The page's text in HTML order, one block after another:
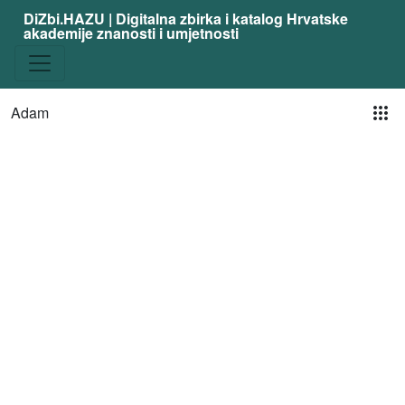
DiZbi.HAZU | Digitalna zbirka i katalog Hrvatske
akademije znanosti i umjetnosti
Adam